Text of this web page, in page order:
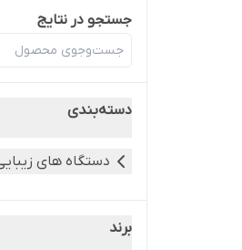
جستجو در نتایج
دسته‌بندی
دستگاه های زیبایی
برند